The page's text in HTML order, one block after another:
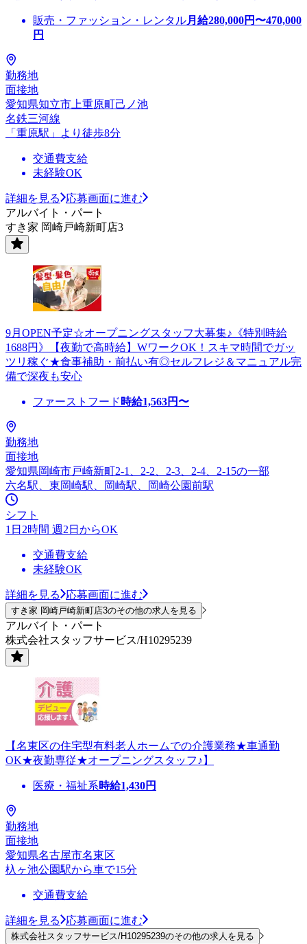
販売・ファッション・レンタル月給280,000円〜470,000
円
勤務地
面接地
愛知県知立市上重原町己ノ池
名鉄三河線
「重原駅」より徒歩8分
交通費支給
未経験OK
詳細を見る
応募画面に進む
アルバイト・パート
すき家 岡崎戸崎新町店3
9月OPEN予定☆オープニングスタッフ大募集♪《特別時給
1688円》【夜勤で高時給】WワークOK！スキマ時間でガッ
ツリ稼ぐ★食事補助・前払い有◎セルフレジ＆マニュアル完
備で深夜も安心
ファーストフード 時給1,563円〜
勤務地
面接地
愛知県岡崎市戸崎新町2-1、2-2、2-3、2-4、2-15の一部
六名駅、東岡崎駅、岡崎駅、岡崎公園前駅
シフト
1日2時間 週2日からOK
交通費支給
未経験OK
詳細を見る 応募画面に進む
すき家 岡崎戸崎新町店3のその他の求人を見る
アルバイト・パート
株式会社スタッフサービス/H10295239
【名東区の住宅型有料老人ホームでの介護業務★車通勤
OK★夜勤専従★オープニングスタッフ♪】
医療・福祉系時給1,430円
勤務地
面接地
愛知県名古屋市名東区
杁ヶ池公園駅から車で15分
交通費支給
詳細を見る 応募画面に進む
株式会社スタッフサービス/H10295239のその他の求人を見る